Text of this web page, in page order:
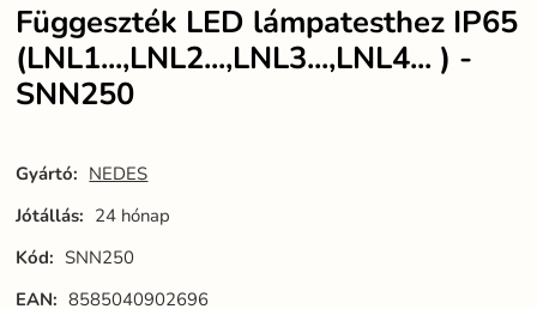
Függeszték LED lámpatesthez IP65
(LNL1...,LNL2...,LNL3...,LNL4... ) -
SNN250
Gyártó: NEDES
Jótállás: 24 hónap
Kód: SNN250
EAN: 8585040902696